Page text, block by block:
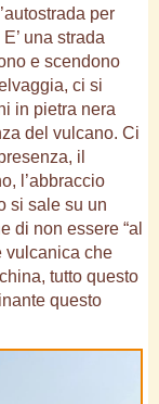
per
una strada
e scendono
ci si
in pietra nera
del vulcano. Ci
il
l’abbraccio
si sale su un
di non essere “al
vulcanica che
tutto questo
questo